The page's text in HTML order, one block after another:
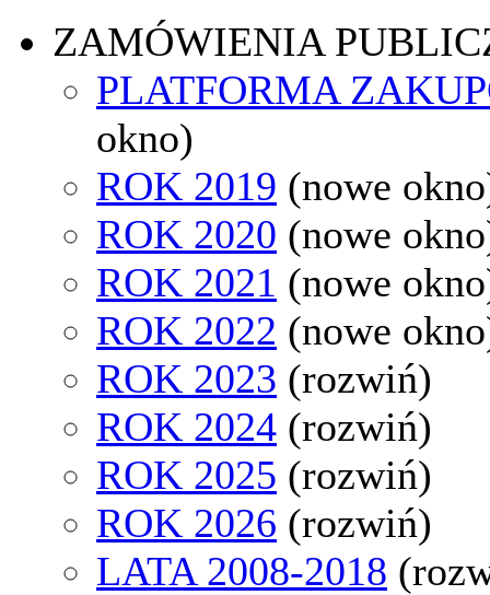
ZAMÓWIENIA
PLATFORMA
okno)
ROK 2019 (nowe
ROK 2020 (nowe
ROK 2021 (nowe
ROK 2022 (nowe
ROK 2023 (rozwiń)
ROK 2024 (rozwiń)
ROK 2025 (rozwiń)
ROK 2026 (rozwiń)
LATA 2008-2018